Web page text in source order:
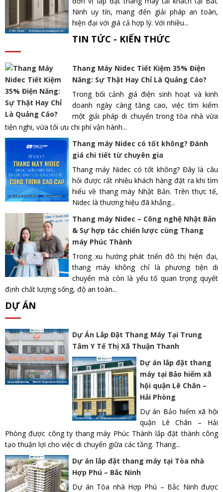
Ninh uy tín, mang đến giải pháp an toàn,
hiện đại với giá cả hợp lý. Với nhiều...
TIN TỨC - KIẾN THỨC
Thang Máy Nidec Tiết Kiệm 35% Điện
Năng: Sự Thật Hay Chỉ Là Quảng Cáo?
Trong bối cảnh giá điện sinh hoạt và kinh
doanh ngày càng tăng cao, việc tìm kiếm
một giải pháp di chuyển trong tòa nhà vừa
tiện nghi, vừa tối ưu chi phí vận hành...
Thang máy Nidec có tốt không? Đánh
giá chi tiết từ chuyên gia
Thang máy Nidec có tốt không? Đây là câu
hỏi được rất nhiều khách hàng đặt ra khi tìm
hiểu về thang máy Nhật Bản. Trên thực tế,
Nidec là thương hiệu đã khẳng...
Thang máy Nidec – Công nghệ Nhật Bản
& Sự hợp tác chiến lược cùng Thang
máy Phúc Thành
Trong xu hướng phát triển đô thị hiện đại,
thang máy không chỉ là phương tiện di
chuyển mà còn là yếu tố quan trọng quyết
định chất lượng sống, độ an toàn...
DỰ ÁN
Dự Án Lắp Đặt Thang Máy Tại Trung
Tâm Y Tế Thị Xã Thuận Thanh
Dự án lắp đặt thang
máy tại Bảo hiểm xã
hội quận Lê Chân –
Hải Phòng
Dự án Bảo hiểm xã hội
quận Lê Chân – Hải
Phòng được công ty thang máy Phúc Thành lắp đặt thành công
tạo thuận lợi cho việc di chuyển giữa các tầng. Thang...
Dự án lắp đặt thang máy tại Tòa nhà
Hợp Phú – Bắc Ninh
Dự án Tòa nhà Hợp Phú – Bắc Ninh được